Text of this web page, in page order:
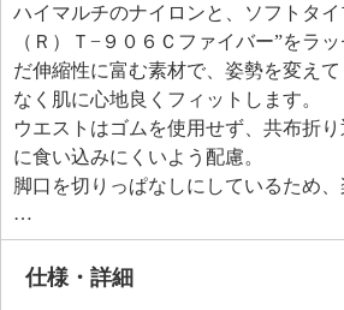
ハイマルチのナイロンと、ソフトタイ
（Ｒ）Ｔ−９０６Ｃファイバー”をラ
だ伸縮性に富む素材で、姿勢を変え
なく肌に心地良くフィットします。
ウエストはゴムを使用せず、共布折
に食い込みにくいよう配慮。
脚口を切りっぱなしにしているため
す。
クロッチ部分は綿混素材使用し、フ
根つきシートなどの使用時に便利（ク
仕様・詳細